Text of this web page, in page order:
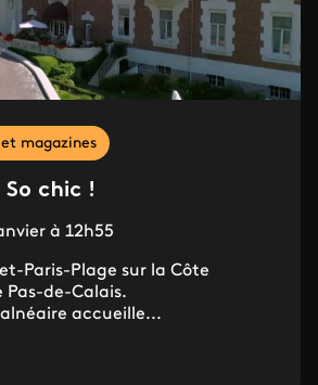
magazines
So chic !
à 12h55
Paris-Plage sur la Côte
Pas-de-Calais.
accueille...